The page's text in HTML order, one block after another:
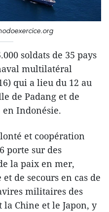
soldats de 35 pays
multilatéral
qui a lieu du 12 au
de Padang et de
Indonésie.
et coopération
porte sur des
la paix en mer,
de secours en cas de
militaires des
Chine et le Japon, y